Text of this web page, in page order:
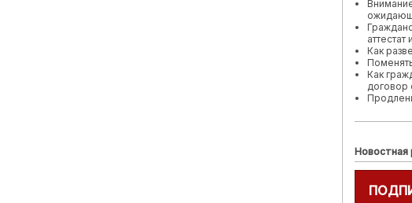
Как
Как
договор
Новостная